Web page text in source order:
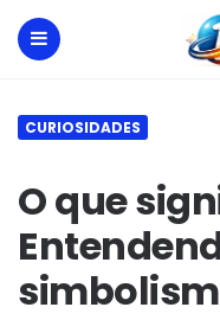
CURIOSIDADES
O que